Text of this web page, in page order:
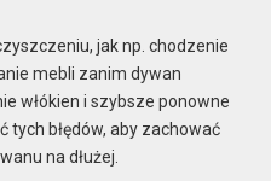
jak np. chodzenie
mebli zanim dywan
włókien i szybsze ponowne
tych błędów, aby zachować
na dłużej.